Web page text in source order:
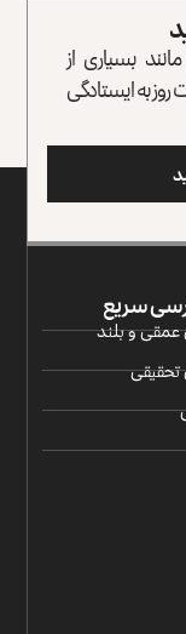
بسیاری از
به ایستادگی
سریع
و بلند